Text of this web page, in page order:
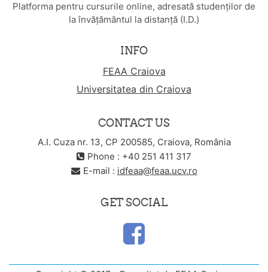
Platforma pentru cursurile online, adresată studenților de
la învățământul la distanță (I.D.)
INFO
FEAA Craiova
Universitatea din Craiova
CONTACT US
A.I. Cuza nr. 13, CP 200585, Craiova, România
Phone : +40 251 411 317
E-mail : idfeaa@feaa.ucv.ro
GET SOCIAL